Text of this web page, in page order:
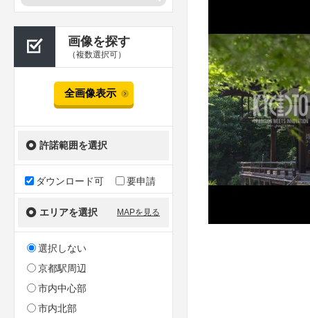
画像を探す
（複数選択可）
全画像表示
許諾範囲を選択
ダウンロード可 要申請
エリアを選択 MAPを見る
選択しない
京都駅周辺
市内中心部
市内北部